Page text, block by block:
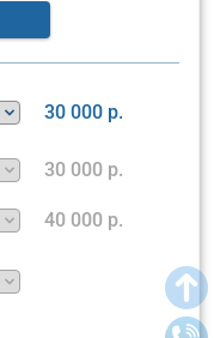
30 000 р.
30 000 р.
40 000 р.